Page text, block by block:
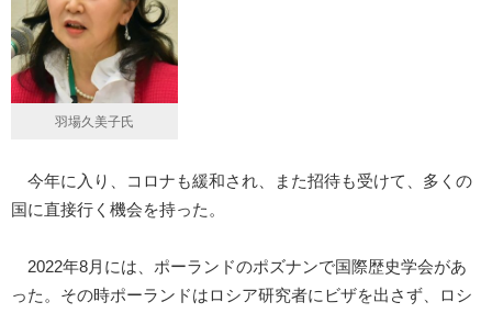
羽場久美子氏
今年に入り、コロナも緩和され、また招待も受けて、多くの
国に直接行く機会を持った。
2022年8月には、ポーランドのポズナンで国際歴史学会があ
った。その時ポーランドはロシア研究者にビザを出さず、ロシ